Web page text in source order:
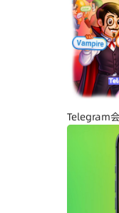
Telegram
天隐私与
Telegram
示与社区